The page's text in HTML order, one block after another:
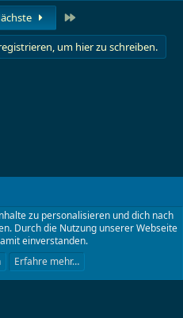
um hier zu schreiben.
Datenschutz
2024 XenForo Ltd.
zu personalisieren und dich nach
Durch die Nutzung unserer Webseite
einverstanden.
Erfahre mehr…